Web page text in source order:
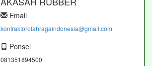
Email
kontraktorolahragaindonesia@gmail.com
Ponsel
081351894500